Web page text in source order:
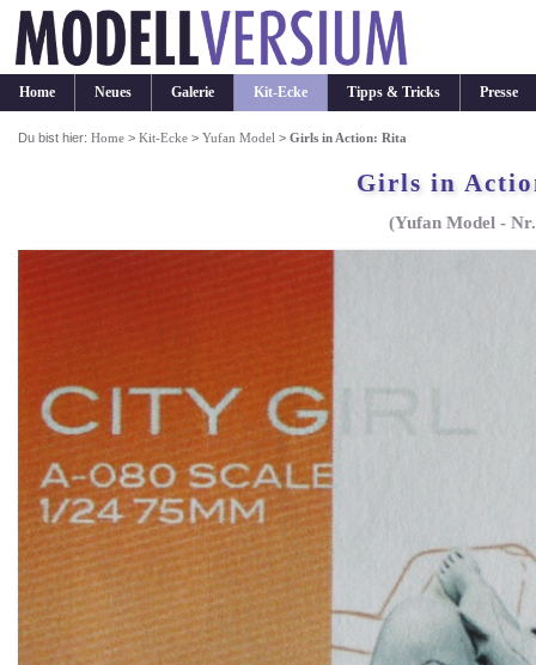
Home Neues Galerie Kit-Ecke Tipps & Tricks Presse
Du bist hier:Home >Kit-Ecke >Yufan Model >Girls in Action: Rita
Girls in
(Yufan Model -